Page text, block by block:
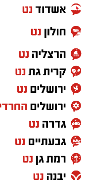
להורדת האפליקציה